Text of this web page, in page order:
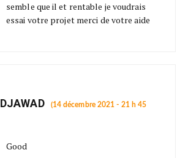
semble que il et rentable je voudrais
essai votre projet merci de votre aide
DJAWAD (14 décembre 2021 - 21 h 45
Good